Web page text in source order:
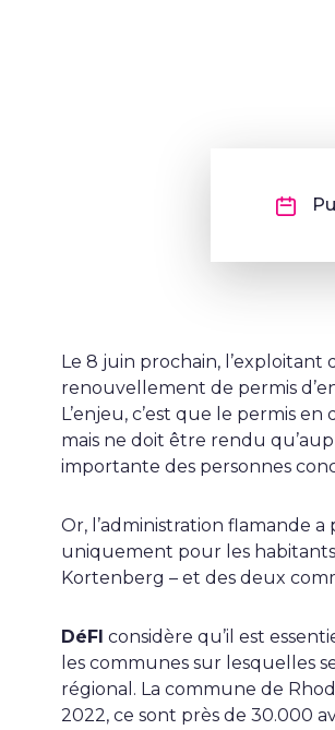
Le 8 juin prochain,
renouvellement de permis
L’enjeu, c’est que le permis
mais ne doit être rendu
importante des personnes
Or, l’administration flamande a
uniquement pour les
Kortenberg – et des deux
DéFI considère qu’il est
les communes sur lesquelles
régional. La commune de
2022, ce sont près de 30.000